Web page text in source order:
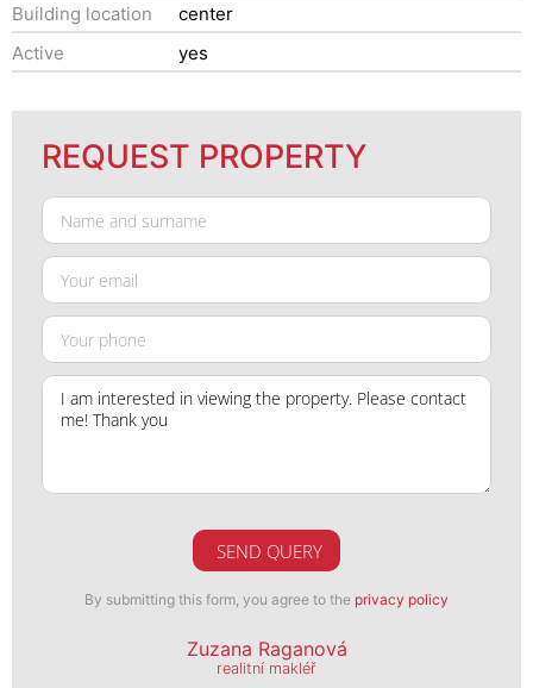
Building location
center
Active
yes
REQUEST PROPERTY
SEND QUERY
By submitting this form, you agree to the privacy policy
Zuzana Raganová
realitní makléř